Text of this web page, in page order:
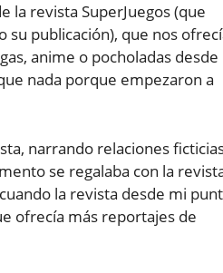
la revista SuperJuegos (que
publicación), que nos
anime o pocholadas desde
nada porque empezaron a
narrando relaciones
se regalaba con la
la revista desde mi
ofrecía más reportajes de